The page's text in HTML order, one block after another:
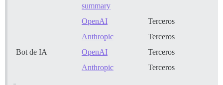
summary
OpenAI
Terceros
Anthropic
Terceros
Bot de IA
OpenAI
Terceros
Anthropic
Terceros